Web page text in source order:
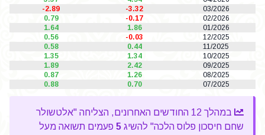
03/2026
-3.32
-2.89
02/2026
-0.17
0.79
01/2026
1.86
1.64
12/2025
-0.03
0.56
11/2025
0.44
0.58
10/2025
1.34
1.35
09/2025
2.42
1.89
08/2025
1.26
0.87
07/2025
0.70
0.88
במהלך 12 החודשים האחרונים, הצליחה "אלטשולר
שחם חיסכון פלוס הלכה" להשיג 5 פעמים תשואה מעל